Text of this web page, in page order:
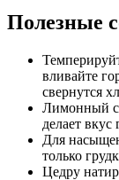
Полезные
вливайте
свернутся
Лимонный
делает вкус
Для
только
Цедру